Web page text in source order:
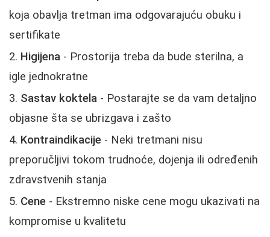
koja obavlja tretman ima odgovarajuću obuku i
sertifikate
Higijena - Prostorija treba da bude sterilna, a
igle jednokratne
Sastav koktela - Postarajte se da vam detaljno
objasne šta se ubrizgava i zašto
Kontraindikacije - Neki tretmani nisu
preporučljivi tokom trudnoće, dojenja ili određenih
zdravstvenih stanja
Cene - Ekstremno niske cene mogu ukazivati na
kompromise u kvalitetu